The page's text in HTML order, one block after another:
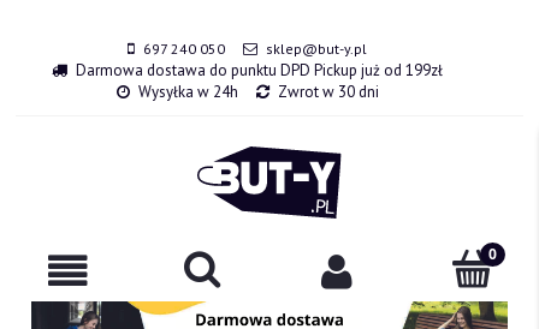
697 240 050 sklep@but-y.pl
Darmowa dostawa do punktu DPD Pickup już od 199zł
Wysyłka w 24h
Zwrot w 30 dni